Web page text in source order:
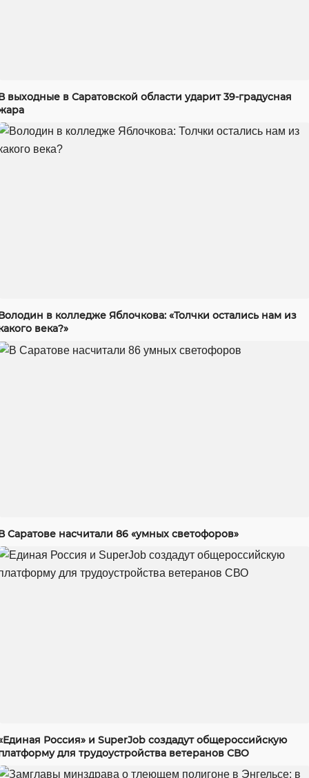
выходные в Саратовской области ударит 39-градусная
в колледже Яблочкова: «Толчки остались нам из
века?»
Саратове насчитали 86 «умных светофоров»
Россия» и SuperJob создадут общероссийскую
для трудоустройства ветеранов СВО